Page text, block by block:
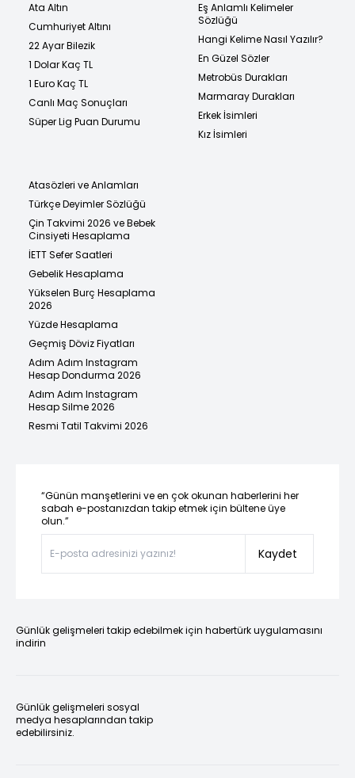
Ata Altın
Cumhuriyet Altını
22 Ayar Bilezik
1 Dolar Kaç TL
1 Euro Kaç TL
Canlı Maç Sonuçları
Süper Lig Puan Durumu
Eş Anlamlı Kelimeler
Sözlüğü
Hangi Kelime Nasıl Yazılır?
En Güzel Sözler
Metrobüs Durakları
Marmaray Durakları
Erkek İsimleri
Kız İsimleri
Atasözleri ve Anlamları
Türkçe Deyimler Sözlüğü
Çin Takvimi 2026 ve Bebek
Cinsiyeti Hesaplama
İETT Sefer Saatleri
Gebelik Hesaplama
Yükselen Burç Hesaplama
2026
Yüzde Hesaplama
Geçmiş Döviz Fiyatları
Adım Adım Instagram
Hesap Dondurma 2026
Adım Adım Instagram
Hesap Silme 2026
Resmi Tatil Takvimi 2026
“Günün manşetlerini ve en çok okunan haberlerini her
sabah e-postanızdan takip etmek için bültene üye
olun.”
Kaydet
Günlük gelişmeleri takip edebilmek için habertürk uygulamasını
indirin
Günlük gelişmeleri sosyal
medya hesaplarından takip
edebilirsiniz.